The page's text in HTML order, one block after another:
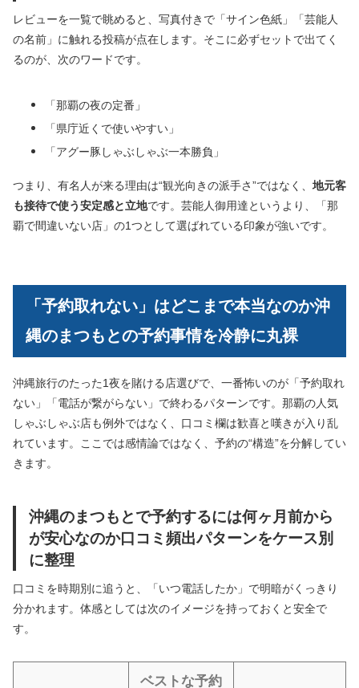
レビューを一覧で眺めると、写真付きで「サイン色紙」「芸能人
の名前」に触れる投稿が点在します。そこに必ずセットで出てく
るのが、次のワードです。
「那覇の夜の定番」
「県庁近くで使いやすい」
「アグー豚しゃぶしゃぶ一本勝負」
つまり、有名人が来る理由は“観光向きの派手さ”ではなく、 地元客
も接待で使う安定感と立地です。芸能人御用達というより、「那
覇で間違いない店」の1つとして選ばれている印象が強いです。
「予約取れない」はどこまで本当なのか沖
縄のまつもとの予約事情を冷静に丸裸
沖縄旅行のたった1夜を賭ける店選びで、一番怖いのが「予約取れ
ない」「電話が繋がらない」で終わるパターンです。那覇の人気
しゃぶしゃぶ店も例外ではなく、口コミ欄は歓喜と嘆きが入り乱
れています。ここでは感情論ではなく、予約の“構造”を分解してい
きます。
沖縄のまつもとで予約するには何ヶ月前から
が安心なのか口コミ頻出パターンをケース別
に整理
口コミを時期別に追うと、「いつ電話したか」で明暗がくっきり
分かれます。体感としては次のイメージを持っておくと安全で
す。
ベストな予約